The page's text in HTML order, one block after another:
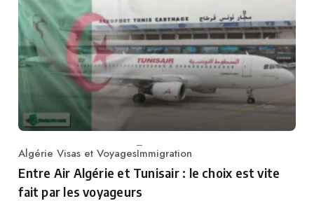
Category
Algérie Visas et VoyagesImmigration
Entre Air Algérie et Tunisair : le choix est vite
fait par les voyageurs